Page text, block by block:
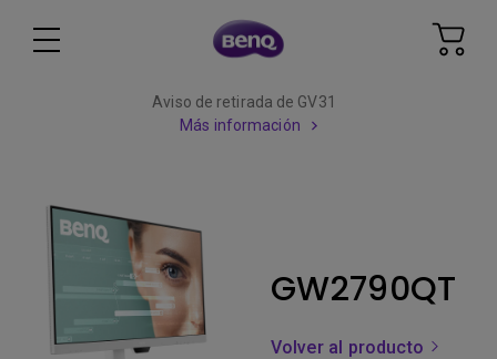
Aviso de retirada de GV31
Más información
GW2790QT
Volver al producto